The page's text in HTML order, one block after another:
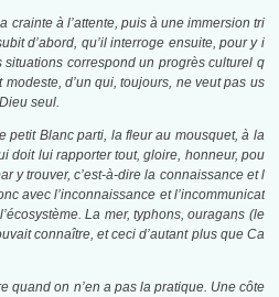
crainte à l’attente, puis à une immersion tri
d’abord, qu’il interroge ensuite, pour y i
correspond un progrès culturel q
d’un qui, toujours, ne veut pas us
seul.
petit Blanc parti, la fleur au mousquet, à la
doit lui rapporter tout, gloire, honneur, pou
y trouver, c’est-à-dire la connaissance et l
avec l’inconnaissance et l’incommunicat
La mer, typhons, ouragans (le
connaître, et ceci d’autant plus que Ca
quand on n’en a pas la pratique. Une côte